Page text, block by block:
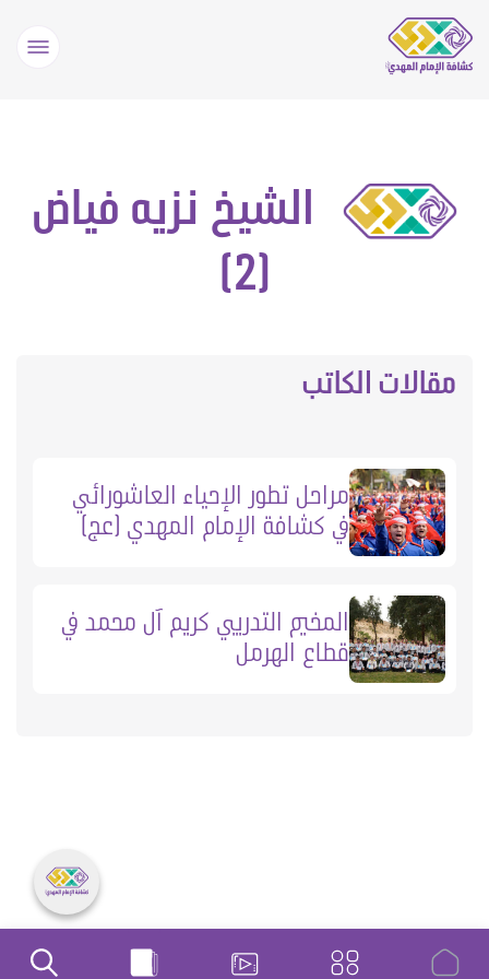
الشيخ نزيه فياض
(2)
مقالات الكاتب
مراحل تطور الإحياء العاشورائي
في كشافة الإمام المهدي (عج)
المخيم التدريبي كريم آل محمد في
قطاع الهرمل